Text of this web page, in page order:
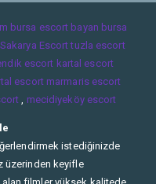
bursa escort bayan bursa
Sakarya Escort tuzla escort
escort kartal escort
escort marmaris escort
, mecidiyeköy escort
istediğinizde
üzerinden keyifle